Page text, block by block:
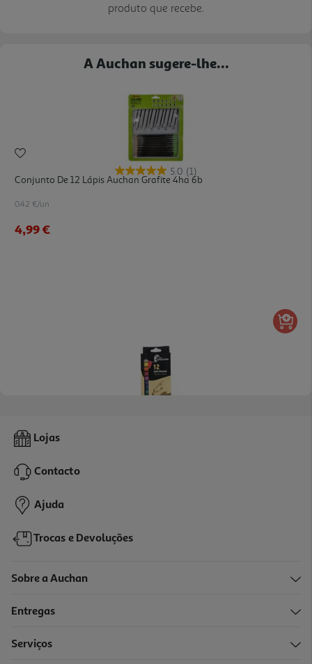
produto que recebe.
A Auchan sugere-lhe...
5.0 (1)
Conjunto De 12 Lápis Auchan Grafite 4ha 6b
0.42 €/un
4,99 €
Lápis Pastel Auchan Pack 12 Unidades
3,99 €
Lojas
Contacto
Ajuda
Trocas e Devoluções
Sobre a Auchan
Entregas
Serviços